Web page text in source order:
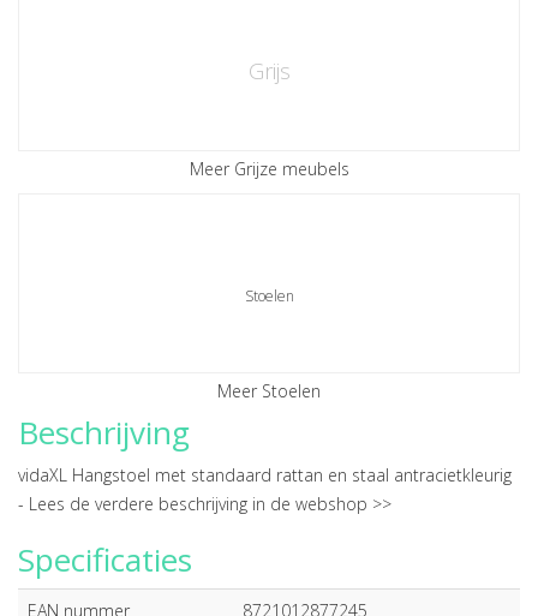
Grijs
Meer Grijze meubels
Stoelen
Meer Stoelen
Beschrijving
vidaXL Hangstoel met standaard rattan en staal antracietkleurig
- Lees de verdere beschrijving in de webshop >>
Specificaties
EAN nummer
8721012877245